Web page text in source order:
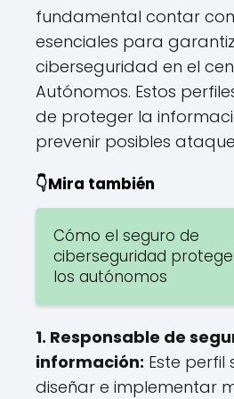
fundamental contar
esenciales para
ciberseguridad en el
Autónomos. Estos
de proteger la
prevenir posibles
👇Mira también
Cómo el seguro de
ciberseguridad
los autónomos
1. Responsable de
información: Este
diseñar e implementar